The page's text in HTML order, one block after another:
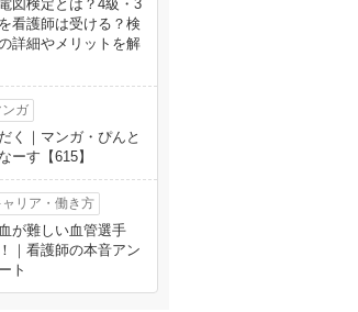
図検定とは？4級・3
看護師は受ける？検
詳細やメリットを解
ンガ
く｜マンガ・ぴんと
ーす【615】
ャリア・働き方
が難しい血管選手
｜看護師の本音アン
ト